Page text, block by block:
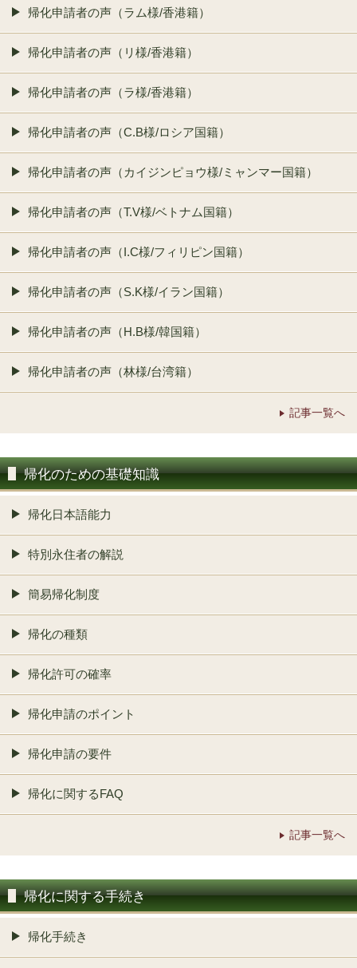
帰化申請者の声（ラム様/香港籍）
帰化申請者の声（リ様/香港籍）
帰化申請者の声（ラ様/香港籍）
帰化申請者の声（C.B様/ロシア国籍）
帰化申請者の声（カイジンピョウ様/ミャンマー国籍）
帰化申請者の声（T.V様/ベトナム国籍）
帰化申請者の声（I.C様/フィリピン国籍）
帰化申請者の声（S.K様/イラン国籍）
帰化申請者の声（H.B様/韓国籍）
帰化申請者の声（林様/台湾籍）
記事一覧へ
帰化のための基礎知識
帰化日本語能力
特別永住者の解説
簡易帰化制度
帰化の種類
帰化許可の確率
帰化申請のポイント
帰化申請の要件
帰化に関するFAQ
記事一覧へ
帰化に関する手続き
帰化手続き